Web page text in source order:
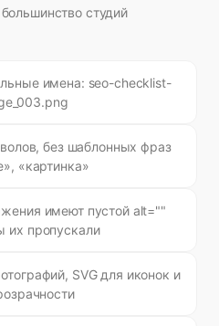
студий
имена: seo-checklist-
без шаблонных фраз
«картинка»
имеют пустой alt=""
их пропускали
SVG для иконок и